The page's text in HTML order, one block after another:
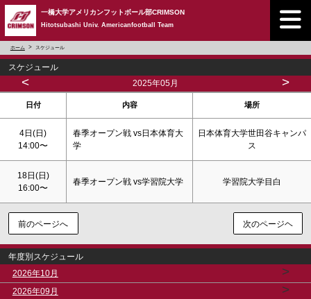
一橋大学アメリカンフットボール部CRIMSON
Hitotsubashi Univ. Americanfootball Team
ホーム スケジュール
スケジュール
< 2025年05月 >
日付 内容 場所
4日(日)
14:00〜
春季オープン戦 vs日本体育大
学
日本体育大学世田谷キャンパ
ス
18日(日)
16:00〜
春季オープン戦 vs学習院大学 学習院大学目白
前のページへ 次のページヘ
年度別スケジュール
2026年10月
>
2026年09月 >